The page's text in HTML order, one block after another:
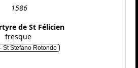
1586
de St Félicien
fresque
St Stefano Rotondo